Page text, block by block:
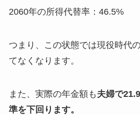
2060年の所得代替率：46.5%
つまり、この状態では現役時代
てなくなります。
また、実際の年金額も 夫婦で
準を下回ります。